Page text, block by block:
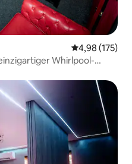
4,98 (175)
Whirlpool-